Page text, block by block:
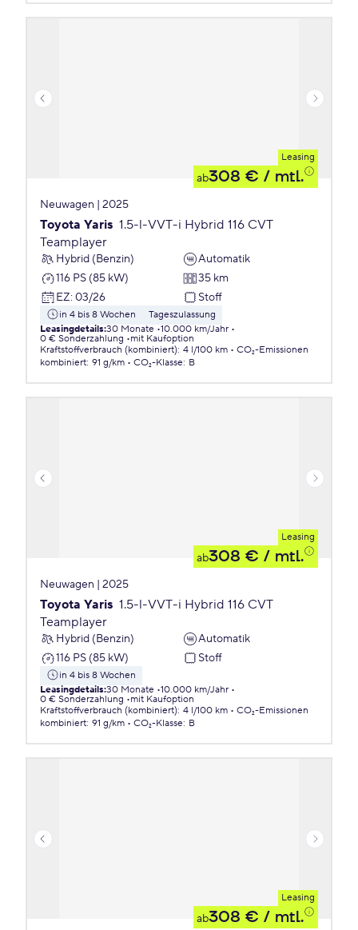
Leasing
ab308 € / mtl.
Neuwagen | 2025
Toyota Yaris 1.5-l-VVT-i Hybrid 116 CVT
Teamplayer
Hybrid (Benzin)
Automatik
116 PS (85 kW)
35 km
EZ: 03/26 Stoff
in 4 bis 8 Wochen
Tageszulassung
Leasingdetails:30 Monate 10.000 km/Jahr
0 € Sonderzahlung
mit Kaufoption
Kraftstoffverbrauch (kombiniert): 4 l/100 km
CO₂-Emissionen
kombiniert: 91 g/km CO₂-Klasse: B
Leasing
ab308 € / mtl.
Neuwagen | 2025
Toyota Yaris 1.5-l-VVT-i Hybrid 116 CVT
Teamplayer
Hybrid (Benzin)
Automatik
116 PS (85 kW)
Stoff
in 4 bis 8 Wochen
Leasingdetails:30 Monate 10.000 km/Jahr
0 € Sonderzahlung
mit Kaufoption
Kraftstoffverbrauch (kombiniert): 4 l/100 km
CO₂-Emissionen
kombiniert: 91 g/km CO₂-Klasse: B
Leasing
ab308 € / mtl.